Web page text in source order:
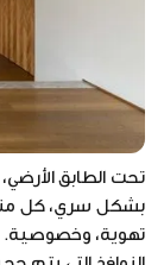
تحت الطابق
بشكل سري، كل
تهوية، وخصوصية.